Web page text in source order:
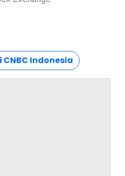
Indonesia